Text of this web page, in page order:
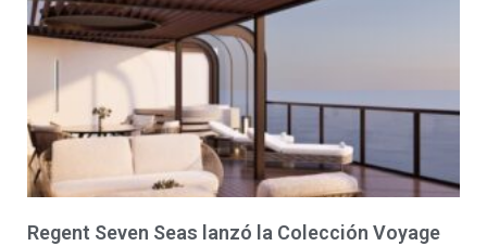
Regent Seven Seas lanzó la Colección Voyage